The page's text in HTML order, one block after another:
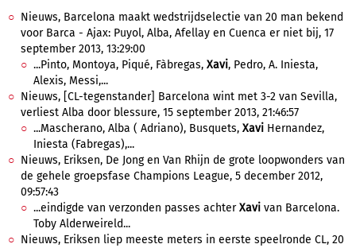
Nieuws, Barcelona maakt wedstrijdselectie van 20 man bekend
voor Barca - Ajax: Puyol, Alba, Afellay en Cuenca er niet bij, 17
september 2013, 13:29:00
...Pinto, Montoya, Piqué, Fàbregas, Xavi, Pedro, A. Iniesta,
Alexis, Messi,...
Nieuws, [CL-tegenstander] Barcelona wint met 3-2 van Sevilla,
verliest Alba door blessure, 15 september 2013, 21:46:57
...Mascherano, Alba ( Adriano), Busquets, Xavi Hernandez,
Iniesta (Fabregas),...
Nieuws, Eriksen, De Jong en Van Rhijn de grote loopwonders van
de gehele groepsfase Champions League, 5 december 2012,
09:57:43
...eindigde van verzonden passes achterXavi van Barcelona.
Toby Alderweireld...
Nieuws, Eriksen liep meeste meters in eerste speelronde CL, 20